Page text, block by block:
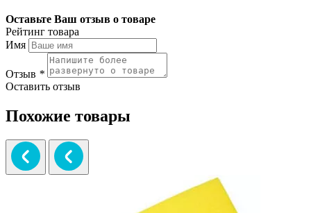
Оставьте Ваш отзыв о товаре
Рейтинг товара
Имя
Отзыв *
Оставить отзыв
Похожие товары